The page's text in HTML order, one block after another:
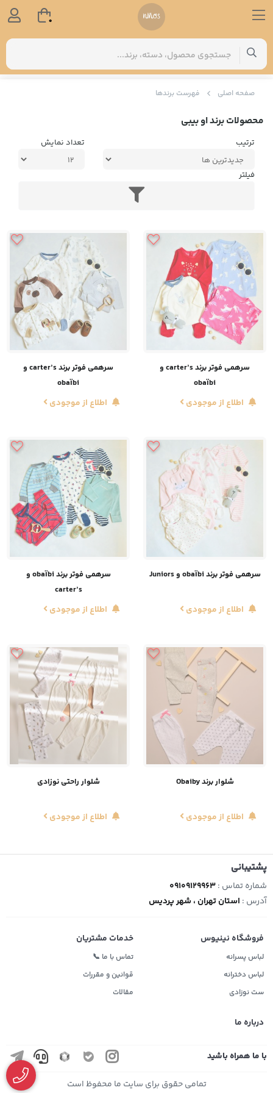
صفحه اصلی فهرست برندها
محصولات برند او بیبی
ترتیب تعداد نمایش
فیلتر
سرهمی فوتر برند carter’s و
obaïbi
اطلاع از موجودی
سرهمی فوتر برند carter’s و
obaïbi
اطلاع از موجودی
سرهمی فوتر برند obaïbi و Juniors
اطلاع از موجودی
سرهمی فوتر برند obaïbi و
carter’s
اطلاع از موجودی
شلوار برند Obaiby
اطلاع از موجودی
شلوار راحتی نوزادی
اطلاع از موجودی
پشتیبانی
شماره تماس :09109129963
آدرس : استان تهران ، شهر پردیس
فروشگاه نینیوس
لباس پسرانه
لباس دخترانه
ست نوزادی
خدمات مشتریان
تماس با ما 📞
قوانین و مقررات
مقالات
درباره ما
با ما همراه باشید
تمامی حقوق برای سایت ما محفوظ است
0